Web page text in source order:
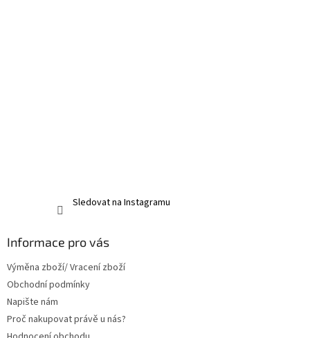
Sledovat na Instagramu
Informace pro vás
Výměna zboží/ Vracení zboží
Obchodní podmínky
Napište nám
Proč nakupovat právě u nás?